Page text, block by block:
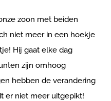
zoon met beiden
niet meer in een hoekje
Hij gaat elke dag
zijn omhoog
hebben de verandering
er niet meer uitgepikt!